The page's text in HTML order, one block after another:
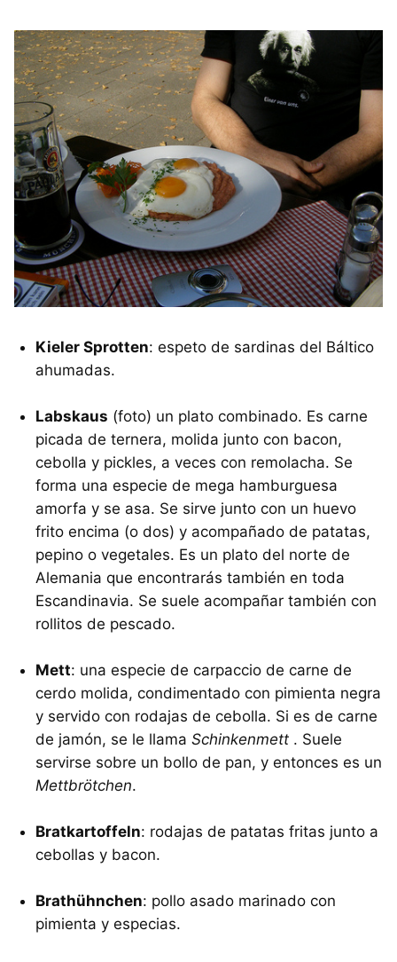
Kieler Sprotten: espeto de sardinas del Báltico
ahumadas.
Labskaus (foto) un plato combinado. Es carne
picada de ternera, molida junto con bacon,
cebolla y pickles, a veces con remolacha. Se
forma una especie de mega hamburguesa
amorfa y se asa. Se sirve junto con un huevo
frito encima (o dos) y acompañado de patatas,
pepino o vegetales. Es un plato del norte de
Alemania que encontrarás también en toda
Escandinavia. Se suele acompañar también con
rollitos de pescado.
Mett: una especie de carpaccio de carne de
cerdo molida, condimentado con pimienta negra
y servido con rodajas de cebolla. Si es de carne
de jamón, se le llama Schinkenmett . Suele
servirse sobre un bollo de pan, y entonces es un
Mettbrötchen.
Bratkartoffeln: rodajas de patatas fritas junto a
cebollas y bacon.
Brathühnchen: pollo asado marinado con
pimienta y especias.